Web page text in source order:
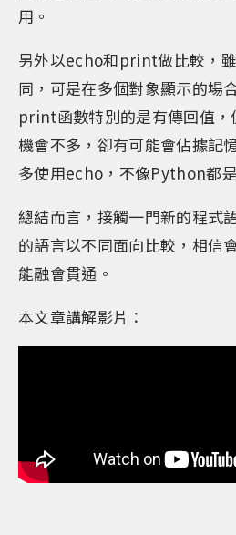
用。
另外以echo和print做比較，
同，可是在多個對象顯示的場
print函數特別的是有傳回值，
機會不多，卻有可能會佔據記
多使用echo，不像Python都
總結而言，接觸一門新的程式
的語言以不同面向比較，相信
能融會貫通。
本文章講解影片：